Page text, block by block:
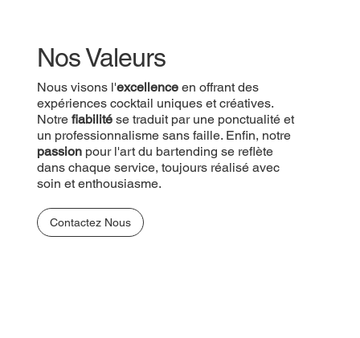
Nos Valeurs
Nous visons l'excellenceen offrant des
expériences cocktail uniques et créatives.
Notre fiabilité se traduit par une ponctualité et
un professionnalisme sans faille. Enfin, notre
passionpour l'art du bartending se reflète
dans chaque service, toujours réalisé avec
soin et enthousiasme.
Contactez Nous